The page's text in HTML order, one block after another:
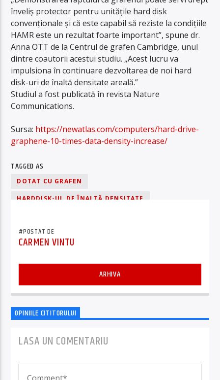
înveliș protector pentru unitățile hard disk
convenționale și că este capabil să reziste la condițiile
HAMR este un rezultat foarte important”, spune dr.
Anna OTT de la Centrul de grafen Cambridge, unul
dintre coautorii acestui studiu. „Acest lucru va
impulsiona în continuare dezvoltarea de noi hard
disk-uri de înaltă densitate areală.”
Studiul a fost publicată în revista Nature
Communications.
Sursa: https://newatlas.com/computers/hard-drive-
graphene-10-times-data-density-increase/
TAGGED AS
DOTAT CU GRAFEN
HARDDISK-UL DE ÎNALTĂ DENSITATE
#POSTAT DE
CARMEN VINTU
ARHIVA
OPINIILE CITITORULUI
LASA UN COMENTARIU